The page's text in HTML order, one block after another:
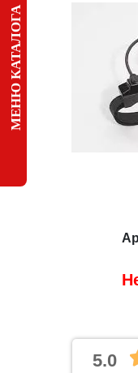
МЕНЮ КАТАЛОГА
5.0